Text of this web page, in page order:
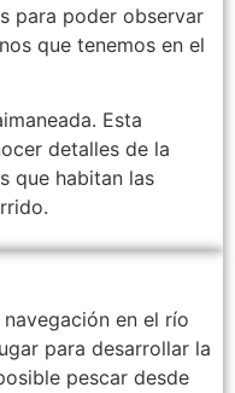
para poder observar
que tenemos en el
Esta
detalles de la
que habitan las
en el río
para desarrollar la
pescar desde